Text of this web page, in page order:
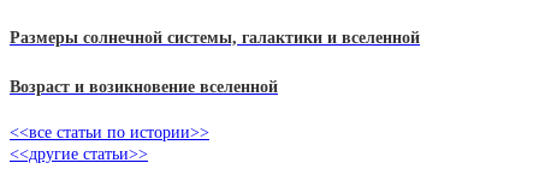
Размеры солнечной системы, галактики и вселенной
Возраст и возикновение вселенной
<<все статьи по истории>>
<<другие статьи>>